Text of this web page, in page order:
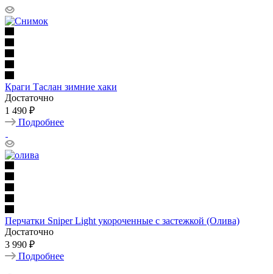
Краги Таслан зимние хаки
Достаточно
1 490 ₽
Подробнее
Перчатки Sniper Light укороченные с застежкой (Олива)
Достаточно
3 990 ₽
Подробнее